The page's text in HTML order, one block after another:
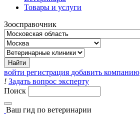
Товары и услуги
Зоосправочник
войти регистрация добавить компанию
! Задать вопрос эксперту
Поиск
Ваш гид по ветеринарии